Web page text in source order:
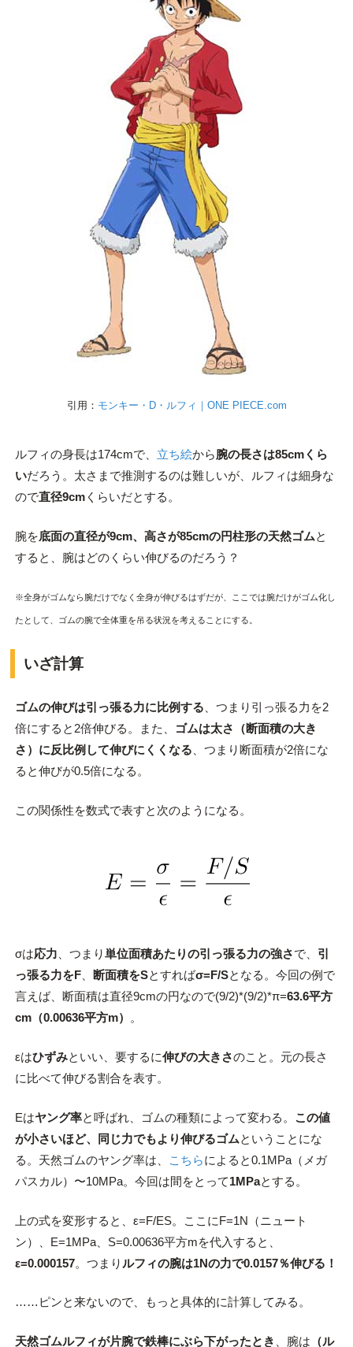
引用： モンキー・D・ルフィ｜ONE PIECE.com
ルフィの身長は174cmで、 立ち絵から腕の長さは85cmくら
いだろう。太さまで推測するのは難しいが、ルフィは細身な
ので直径9cmくらいだとする。
腕を底面の直径が9cm、高さが85cmの円柱形の天然ゴムと
すると、腕はどのくらい伸びるのだろう？
※全身がゴムなら腕だけでなく全身が伸びるはずだが、ここでは腕だけがゴム化し
たとして、ゴムの腕で全体重を吊る状況を考えることにする。
いざ計算
ゴムの伸びは引っ張る力に比例する 、つまり引っ張る力を2
倍にすると2倍伸びる。また、
ゴムは太さ（断面積の大き
さ）に反比例して伸びにくくなる 、つまり断面積が2倍にな
ると伸びが0.5倍になる。
この関係性を数式で表すと次のようになる。
σは応力 、つまり単位面積あたりの引っ張る力の強さで、 引
っ張る力をF、 断面積をSとすればσ=F/Sとなる。今回の例で
言えば、断面積は直径9cmの円なので(9/2)*(9/2)*π=63.6平方
cm（0.00636平方m）
。
εはひずみといい、要するに伸びの大きさのこと。元の長さ
に比べて伸びる割合を表す。
Eはヤング率と呼ばれ、ゴムの種類によって変わる。 この値
が小さいほど、同じ力でもより伸びるゴムということにな
る。天然ゴムのヤング率は、
こちらによると0.1MPa（メガ
パスカル）〜10MPa。今回は間をとって1MPaとする。
上の式を変形すると、ε=F/ES。ここにF=1N（ニュート
ン）、E=1MPa、S=0.00636平方mを代入すると、
ε=0.000157。つまり ルフィの腕は1Nの力で0.0157％伸びる！
……ピンと来ないので、もっと具体的に計算してみる。
天然ゴムルフィが片腕で鉄棒にぶら下がったとき 、腕は （ル